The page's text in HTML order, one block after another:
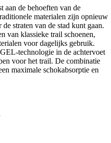
de behoeften van de
materialen zijn opnieuw
straten van de stad kunt gaan.
van klassieke trail schoenen,
voor dagelijks gebruik.
technologie in de achtervoet
voor het trail. De combinatie
maximale schokabsorptie en